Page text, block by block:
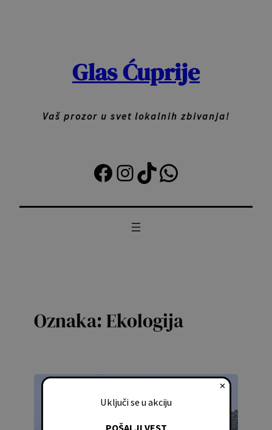
Glas Ćuprije
Vaš prozor u svet lokalnih zbivanja!
Facebook
Instagram
TikTok
Viber
Oznaka: Ekologija
✕
Uključi se u akciju